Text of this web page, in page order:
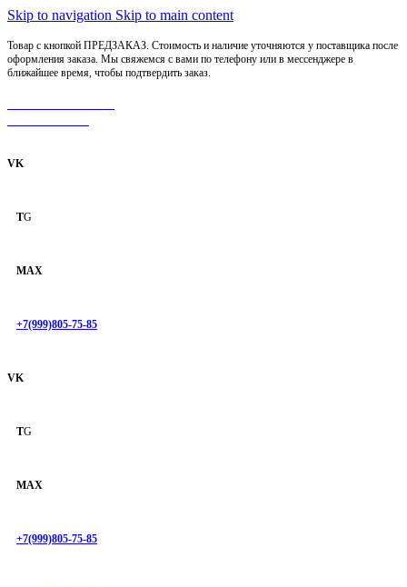
Skip to navigation Skip to main content
Товар с кнопкой ПРЕДЗАКАЗ. Стоимость и наличие уточняются у поставщика после
оформления заказа. Мы свяжемся с вами по телефону или в мессенджере в
ближайшее время, чтобы подтвердить заказ.
VK
TG
MAX
+7(999)805-75-85
VK
TG
MAX
+7(999)805-75-85